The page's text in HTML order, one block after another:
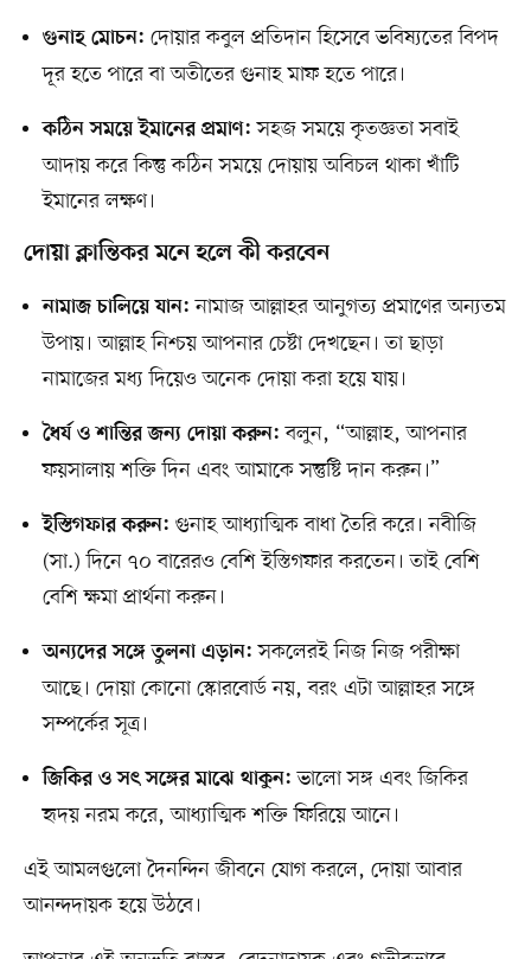
গুনাহ মোচন: দোয়ার কবুল প্রতিদান হিসেবে ভবিষ্যতের বিপদ
দূর হতে পারে বা অতীতের গুনাহ মাফ হতে পারে।
কঠিন সময়ে ইমানের প্রমাণ: সহজ সময়ে কৃতজ্ঞতা সবাই
আদায় করে কিন্তু কঠিন সময়ে দোয়ায় অবিচল থাকা খাঁটি
ইমানের লক্ষণ।
দোয়া ক্লান্তিকর মনে হলে কী করবেন
নামাজ চালিয়ে যান: নামাজ আল্লাহর আনুগত্য প্রমাণের অন্যতম
উপায়। আল্লাহ নিশ্চয় আপনার চেষ্টা দেখছেন। তা ছাড়া
নামাজের মধ্য দিয়েও অনেক দোয়া করা হয়ে যায়।
ধৈর্য ও শান্তির জন্য দোয়া করুন: বলুন, “আল্লাহ, আপনার
ফয়সালায় শক্তি দিন এবং আমাকে সন্তুষ্টি দান করুন।”
ইস্তিগফার করুন: গুনাহ আধ্যাত্মিক বাধা তৈরি করে। নবীজি
(সা.) দিনে ৭০ বারেরও বেশি ইস্তিগফার করতেন। তাই বেশি
বেশি ক্ষমা প্রার্থনা করুন।
অন্যদের সঙ্গে তুলনা এড়ান: সকলেরই নিজ নিজ পরীক্ষা
আছে। দোয়া কোনো স্কোরবোর্ড নয়, বরং এটা আল্লাহর সঙ্গে
সম্পর্কের সূত্র।
জিকির ও সৎ সঙ্গের মাঝে থাকুন: ভালো সঙ্গ এবং জিকির
হৃদয় নরম করে, আধ্যাত্মিক শক্তি ফিরিয়ে আনে।
এই আমলগুলো দৈনন্দিন জীবনে যোগ করলে, দোয়া আবার
আনন্দদায়ক হয়ে উঠবে।